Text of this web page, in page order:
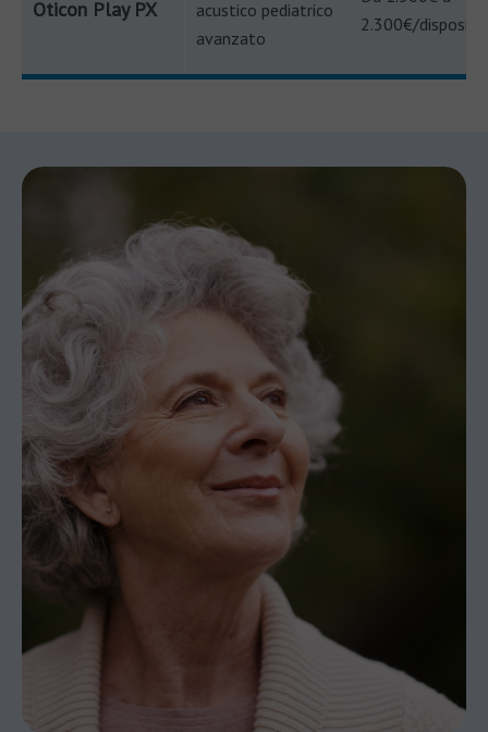
Oticon Play PX
acustico pediatrico
avanzato
2.300€/